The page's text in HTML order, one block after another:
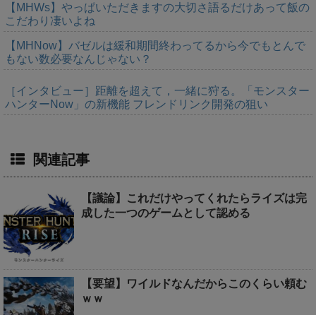
【MHWs】やっぱいただきますの大切さ語るだけあって飯の
こだわり凄いよね
【MHNow】バゼルは緩和期間終わってるから今でもとんで
もない数必要なんじゃない？
［インタビュー］距離を超えて，一緒に狩る。「モンスター
ハンターNow」の新機能 フレンドリンク開発の狙い
関連記事
【議論】これだけやってくれたらライズは完
成した一つのゲームとして認める
【要望】ワイルドなんだからこのくらい頼む
ｗｗ